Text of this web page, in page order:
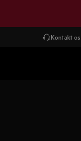
Kontakt os